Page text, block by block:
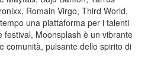
Romain Virgo, Third World,
una piattaforma per i talenti
festival, Moonsplash è un vibrante
comunità, pulsante dello spirito di